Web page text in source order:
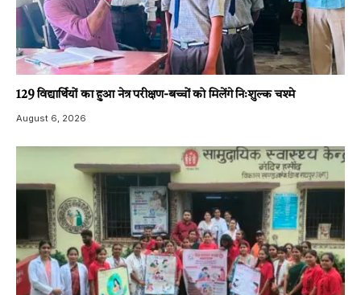
129 विद्यार्थियों का हुआ नेत्र परीक्षण-बच्चों को मिलेंगे निःशुल्क चश्मे
August 6, 2026